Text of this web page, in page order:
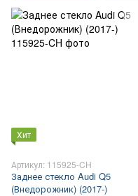
Хит
Артикул: 115925-CH
Заднее стекло Audi Q5
(Внедорожник) (2017-)